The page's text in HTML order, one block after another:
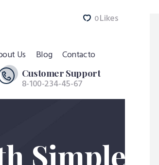
0Likes
Us Blog Contacto
Customer Support
8-100-234-45-67
Simple